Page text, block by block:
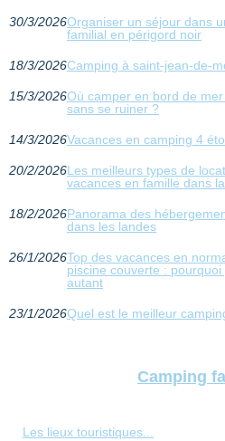
30/3/2026Organiser un séjour dans
familial en périgord noir
18/3/2026Camping à saint-jean-de-
15/3/2026Où camper en bord de
sans se ruiner ?
14/3/2026Vacances en camping 4
20/2/2026Les meilleurs types de
vacances en famille dans
18/2/2026Panorama des
dans les landes
26/1/2026Top des vacances en
piscine couverte :
autant
23/1/2026Quel est le meilleur
Camping
Les lieux touristiques...